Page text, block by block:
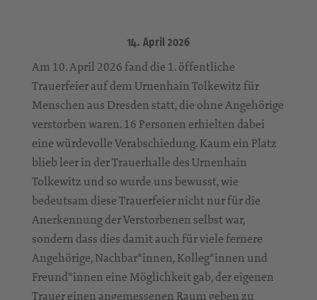
14. April 2026
Am 10. April 2026 fand die 1. öffentliche
Trauerfeier auf dem Urnenhain Tolkewitz für
Menschen aus Dresden statt, die ohne Angehörige
verstorben waren. 16 Personen erhielten dabei
eine würdevolle Verabschiedung. Kaum ein Platz
blieb leer in der Trauerhalle des Urnenhain
Tolkewitz und so wurde uns bewusst, wie
bedeutsam diese Trauerfeier nicht nur für die
Anerkennung der Verstorbenen selbst war,
sondern dass dies damit auch für viele fernere
Angehörige, Nachbar*innen, Kolleg*innen und
Freund*innen eine Möglichkeit gab, der eigenen
Trauer einen angemessenen Raum geben zu